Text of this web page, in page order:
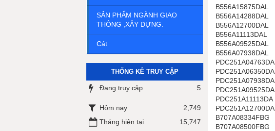
B556A15875DAL
B556A14288DAL
B556A12700DAL
B556A11113DAL
B556A09525DAL
B556A07938DAL
PDC251A04763DA
PDC251A06350DA
PDC251A07938DA
PDC251A09525DA
PDC251A11113DA
PDC251A12700DA
B707A08334FBG
B707A08500FBG
SẢN PHẨM NGÀNH GIAO
THÔNG ,XÂY DỰNG.
Cát
THỐNG KÊ TRUY CẬP
Đang truy cập 5
Hôm nay
2,749
Tháng hiện tại
15,747